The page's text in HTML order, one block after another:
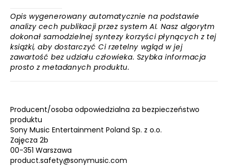
Opis wygenerowany automatycznie na podstawie
analizy cech publikacji przez system AI. Nasz algorytm
dokonał samodzielnej syntezy korzyści płynących z tej
książki, aby dostarczyć Ci rzetelny wgląd w jej
zawartość bez udziału człowieka. Szybka informacja
prosto z metadanych produktu.
Producent/osoba odpowiedzialna za bezpieczeństwo
produktu
Sony Music Entertainment Poland Sp. z o.o.
Zajęcza 2b
00-351 Warszawa
product.safety@sonymusic.com